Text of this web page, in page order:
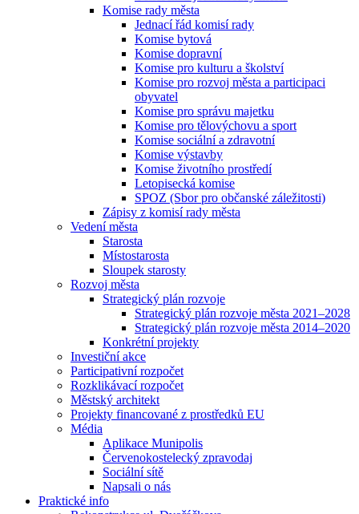
Komise rady města
Jednací řád komisí rady
Komise bytová
Komise dopravní
Komise pro kulturu a školství
Komise pro rozvoj města a participaci
obyvatel
Komise pro správu majetku
Komise pro tělovýchovu a sport
Komise sociální a zdravotní
Komise výstavby
Komise životního prostředí
Letopisecká komise
SPOZ (Sbor pro občanské záležitosti)
Zápisy z komisí rady města
Vedení města
Starosta
Místostarosta
Sloupek starosty
Rozvoj města
Strategický plán rozvoje
Strategický plán rozvoje města 2021–2028
Strategický plán rozvoje města 2014–2020
Konkrétní projekty
Investiční akce
Participativní rozpočet
Rozklikávací rozpočet
Městský architekt
Projekty financované z prostředků EU
Média
Aplikace Munipolis
Červenokostelecký zpravodaj
Sociální sítě
Napsali o nás
Praktické info